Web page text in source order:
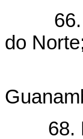
66.
do
67.
68.